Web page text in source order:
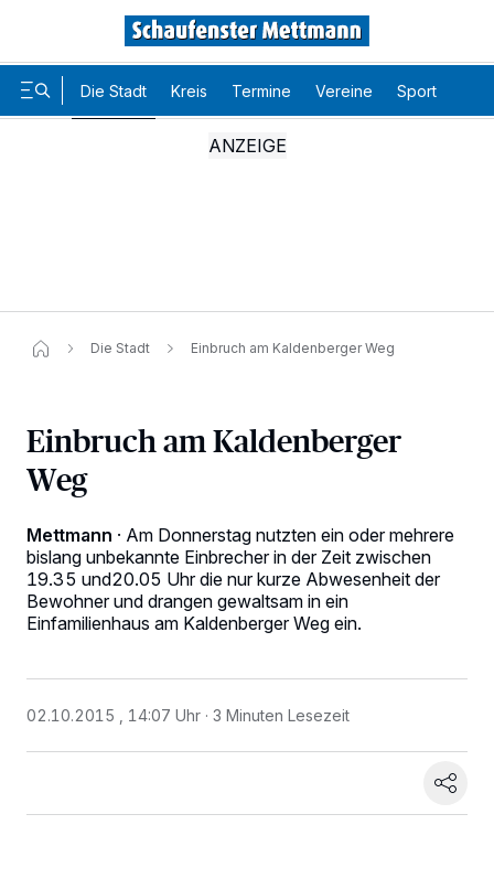
Die Stadt Kreis Termine Vereine Sport
Die Stadt Einbruch am Kaldenberger Weg
Einbruch am Kaldenberger
Weg
Mettmann · Am Donnerstag nutzten ein oder mehrere
bislang unbekannte Einbrecher in der Zeit zwischen
19.35 und20.05 Uhr die nur kurze Abwesenheit der
Bewohner und drangen gewaltsam in ein
Einfamilienhaus am Kaldenberger Weg ein.
02.10.2015 , 14:07 Uhr 3 Minuten Lesezeit